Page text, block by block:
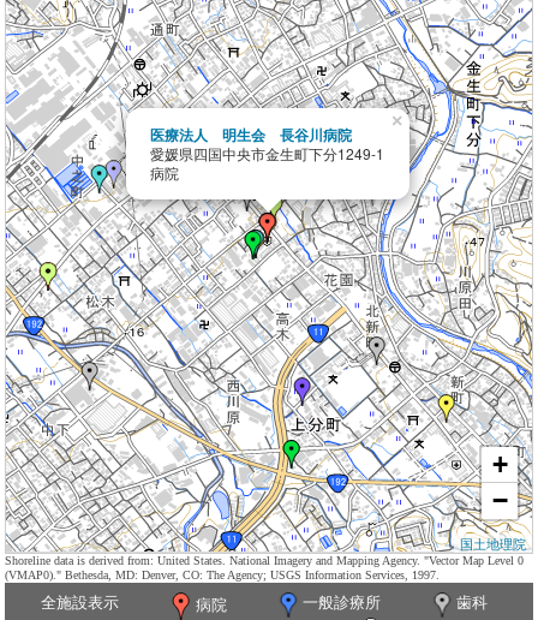
医療法人 明生会 長谷川病院
愛媛県四国中央市金生町下分1249-1
病院
×
+
−
国土地理院
Shoreline data is derived from: United States. National Imagery and Mapping Agency. "Vector Map Level 0
(VMAP0)." Bethesda, MD: Denver, CO: The Agency; USGS Information Services, 1997.
全施設表示 病院 一般診療所
歯科